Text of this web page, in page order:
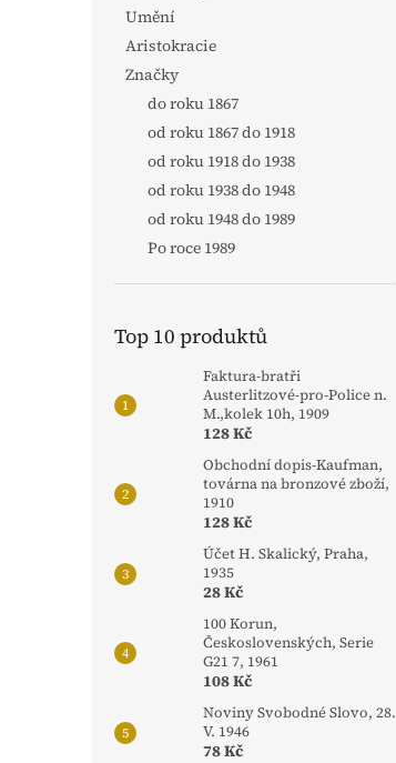
Umění
Aristokracie
Značky
do roku 1867
od roku 1867 do 1918
od roku 1918 do 1938
od roku 1938 do 1948
od roku 1948 do 1989
Po roce 1989
Top 10 produktů
Faktura-bratři
Austerlitzové-pro-Police n.
M.,kolek 10h, 1909
128 Kč
Obchodní dopis-Kaufman,
továrna na bronzové zboží,
1910
128 Kč
Účet H. Skalický, Praha,
1935
28 Kč
100 Korun,
Československých, Serie
G21 7, 1961
108 Kč
Noviny Svobodné Slovo, 28.
V. 1946
78 Kč